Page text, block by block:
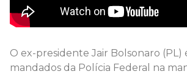
O ex-presidente Jair Bolsonaro (PL)
mandados da Polícia Federal na